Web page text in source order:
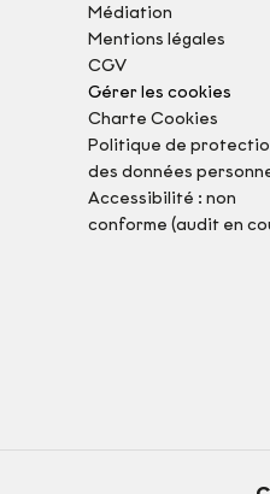
Médiation
Mentions légales
CGV
Gérer les cookies
Charte Cookies
Politique de
des données
Accessibilité : non
conforme (audit en